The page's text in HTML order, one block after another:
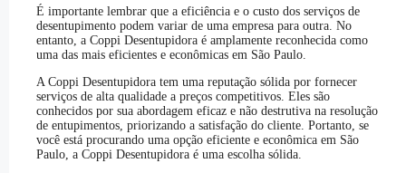
É importante lembrar que a eficiência e o custo dos serviços de
desentupimento podem variar de uma empresa para outra. No
entanto, a Coppi Desentupidora é amplamente reconhecida como
uma das mais eficientes e econômicas em São Paulo.
A Coppi Desentupidora tem uma reputação sólida por fornecer
serviços de alta qualidade a preços competitivos. Eles são
conhecidos por sua abordagem eficaz e não destrutiva na resolução
de entupimentos, priorizando a satisfação do cliente. Portanto, se
você está procurando uma opção eficiente e econômica em São
Paulo, a Coppi Desentupidora é uma escolha sólida.